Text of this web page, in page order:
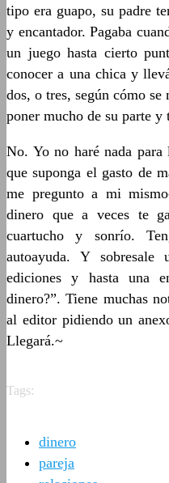
tipo era guapo, su padre
y encantador. Pagaba
un juego hasta cierto
conocer a una chica y
dos, o tres, según cómo
poner mucho de su parte
No. Yo no haré nada
que suponga el gasto de
me pregunto a mi
dinero que a veces te
cuartucho y sonrío.
autoayuda. Y
ediciones y hasta una
dinero?”. Tiene muchas
al editor pidiendo un
Llegará.~
Tags:
dinero
pareja